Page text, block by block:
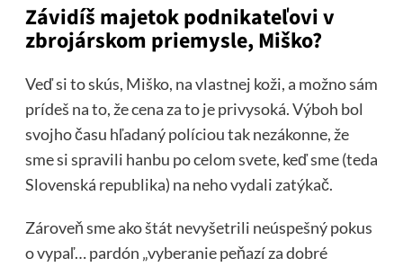
Závidíš majetok podnikateľovi v
zbrojárskom priemysle, Miško?
Veď si to skús, Miško, na vlastnej koži, a možno sám
prídeš na to, že cena za to je privysoká. Výboh bol
svojho času hľadaný políciou tak nezákonne, že
sme si spravili hanbu po celom svete, keď sme (teda
Slovenská republika) na neho vydali zatýkač.
Zároveň sme ako štát nevyšetrili neúspešný pokus
o vypaľ… pardón „vyberanie peňazí za dobré